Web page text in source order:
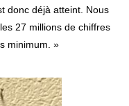
donc déjà atteint. Nous
27 millions de chiffres
minimum. »